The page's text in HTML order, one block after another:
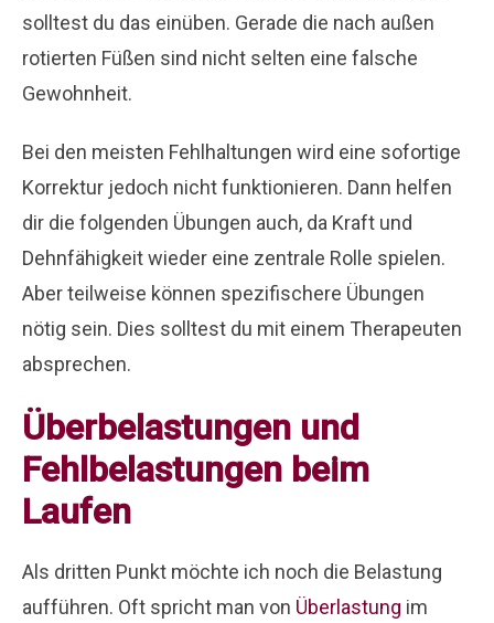
solltest du das einüben. Gerade die nach außen
rotierten Füßen sind nicht selten eine falsche
Gewohnheit.
Bei den meisten Fehlhaltungen wird eine sofortige
Korrektur jedoch nicht funktionieren. Dann helfen
dir die folgenden Übungen auch, da Kraft und
Dehnfähigkeit wieder eine zentrale Rolle spielen.
Aber teilweise können spezifischere Übungen
nötig sein. Dies solltest du mit einem Therapeuten
absprechen.
Überbelastungen und
Fehlbelastungen beim
Laufen
Als dritten Punkt möchte ich noch die Belastung
aufführen. Oft spricht man von Überlastung im